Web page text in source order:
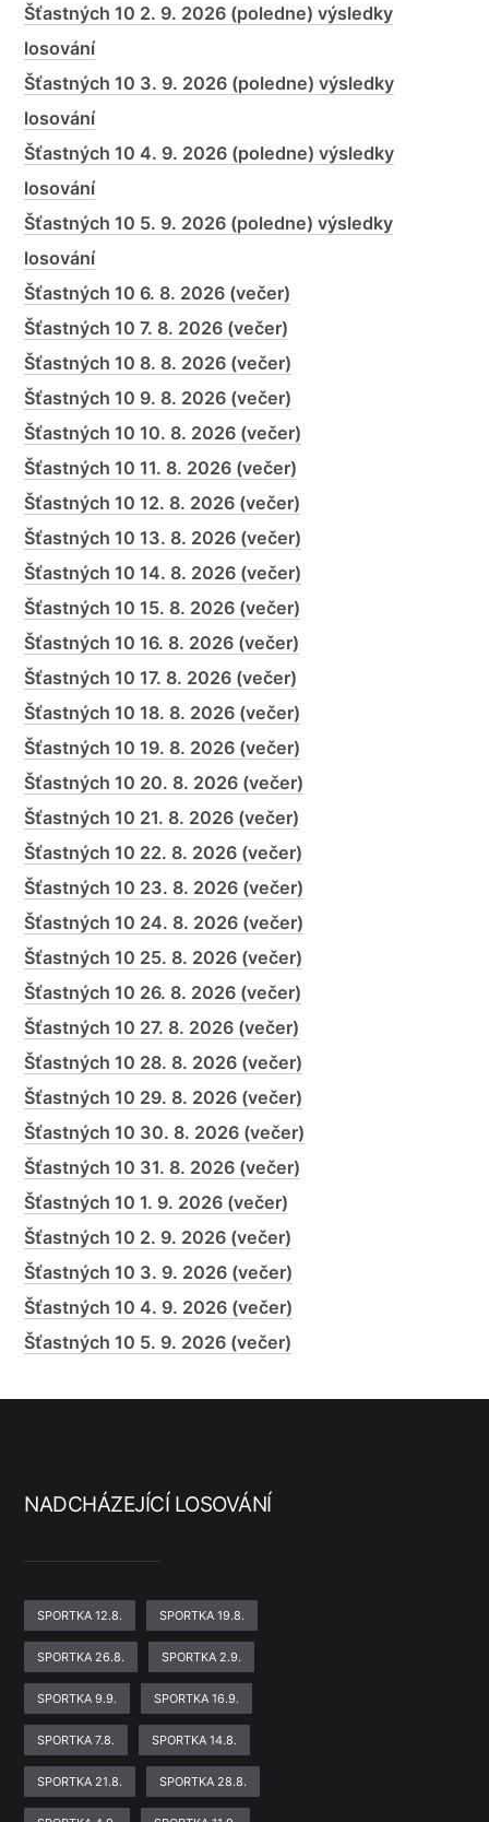
Šťastných 10 2. 9. 2026 (poledne) výsledky
losování
Šťastných 10 3. 9. 2026 (poledne) výsledky
losování
Šťastných 10 4. 9. 2026 (poledne) výsledky
losování
Šťastných 10 5. 9. 2026 (poledne) výsledky
losování
Šťastných 10 6. 8. 2026 (večer)
Šťastných 10 7. 8. 2026 (večer)
Šťastných 10 8. 8. 2026 (večer)
Šťastných 10 9. 8. 2026 (večer)
Šťastných 10 10. 8. 2026 (večer)
Šťastných 10 11. 8. 2026 (večer)
Šťastných 10 12. 8. 2026 (večer)
Šťastných 10 13. 8. 2026 (večer)
Šťastných 10 14. 8. 2026 (večer)
Šťastných 10 15. 8. 2026 (večer)
Šťastných 10 16. 8. 2026 (večer)
Šťastných 10 17. 8. 2026 (večer)
Šťastných 10 18. 8. 2026 (večer)
Šťastných 10 19. 8. 2026 (večer)
Šťastných 10 20. 8. 2026 (večer)
Šťastných 10 21. 8. 2026 (večer)
Šťastných 10 22. 8. 2026 (večer)
Šťastných 10 23. 8. 2026 (večer)
Šťastných 10 24. 8. 2026 (večer)
Šťastných 10 25. 8. 2026 (večer)
Šťastných 10 26. 8. 2026 (večer)
Šťastných 10 27. 8. 2026 (večer)
Šťastných 10 28. 8. 2026 (večer)
Šťastných 10 29. 8. 2026 (večer)
Šťastných 10 30. 8. 2026 (večer)
Šťastných 10 31. 8. 2026 (večer)
Šťastných 10 1. 9. 2026 (večer)
Šťastných 10 2. 9. 2026 (večer)
Šťastných 10 3. 9. 2026 (večer)
Šťastných 10 4. 9. 2026 (večer)
Šťastných 10 5. 9. 2026 (večer)
NADCHÁZEJÍCÍ LOSOVÁNÍ
SPORTKA 12.8. SPORTKA 19.8.
SPORTKA 26.8. SPORTKA 2.9.
SPORTKA 9.9. SPORTKA 16.9.
SPORTKA 7.8. SPORTKA 14.8.
SPORTKA 21.8. SPORTKA 28.8.